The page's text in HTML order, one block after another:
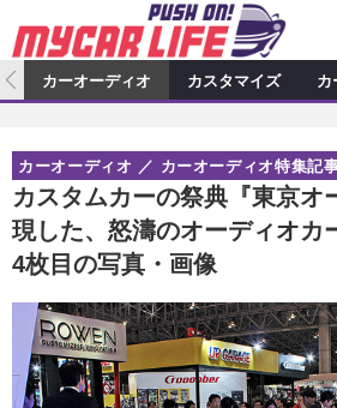
カーオーディオ
プロショップ検索
カーオーディオニュース
その他
カスタマイズ特集記事 カ
カスタマイズニュース
カーグッズ
カーグッズ特集記事
カーグッズニュース
自動車
スクープ
カーオーディオ カスタマイズ カ
カスタムカーの祭典『東京オ
現した、怒濤のオーディオカ
4枚目の写真・画像
カーオーディオ カーオーディオ特集記